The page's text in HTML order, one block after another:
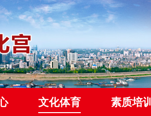
文化体育 素质培训